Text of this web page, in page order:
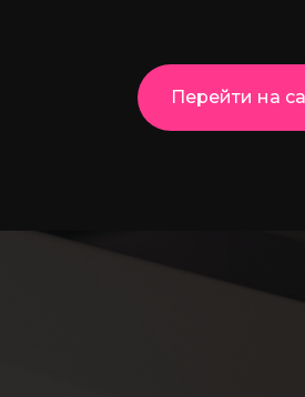
Перейти на